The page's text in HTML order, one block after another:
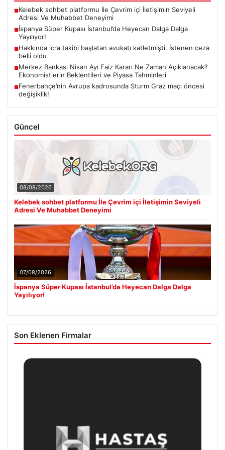
■Kelebek sohbet platformu İle Çevrim içi İletişimin Seviyeli
Adresi Ve Muhabbet Deneyimi
■İspanya Süper Kupası İstanbul’da Heyecan Dalga Dalga
Yayılıyor!
■Hakkında icra takibi başlatan avukatı katletmişti. İstenen ceza
belli oldu
■Merkez Bankası Nisan Ayı Faiz Kararı Ne Zaman Açıklanacak?
Ekonomistlerin Beklentileri ve Piyasa Tahminleri
■Fenerbahçe’nin Avrupa kadrosunda Sturm Graz maçı öncesi
değişiklik!
Güncel
08/08/2026
Kelebek sohbet platformu İle Çevrim içi İletişimin Seviyeli
Adresi Ve Muhabbet Deneyimi
07/08/2026
İspanya Süper Kupası İstanbul’da Heyecan Dalga Dalga
Yayılıyor!
Son Eklenen Firmalar